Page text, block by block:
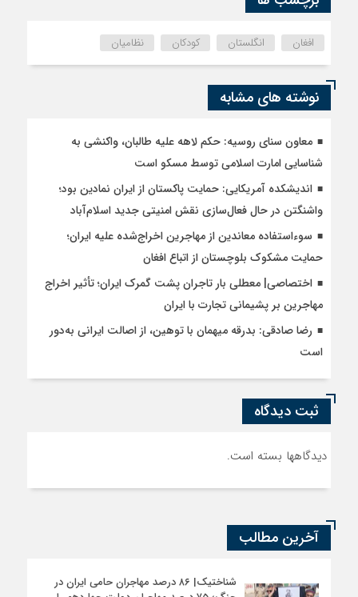
افغان انگلستان کودکان نظامیان
نوشته های مشابه
معاون سنای روسیه: حکم لاهه علیه طالبان، واکنشی به
شناسایی امارت اسلامی توسط مسکو است
اندیشکده آمریکایی: حمایت پاکستان از ایران نمادین بود؛
واشنگتن در حال فعال‌سازی نقش امنیتی جدید اسلام‌آباد
سوءاستفاده معاندین از مهاجرین اخراج‌شده علیه ایران؛
حمایت مشکوک بلوچستان از اتباع افغان
اختصاصی| معطلی بار تاجران پشت گمرک ایران؛ تأثیر اخراج
مهاجرین بر پشیمانی تجارت با ایران
رضا صادقی: بدرقه میهمان با توهین، از اصالت ایرانی به‌دور
است
ثبت دیدگاه
دیدگاهها بسته است.
آخرین مطالب
شناختیک| ۸۶ درصد مهاجران حامی ایران در